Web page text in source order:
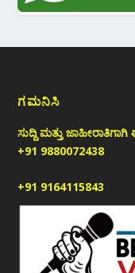
ಗಮನಿಸಿ
ಸುದ್ದಿ ಮತ್ತು
+91 9880072438
+91 9164115843